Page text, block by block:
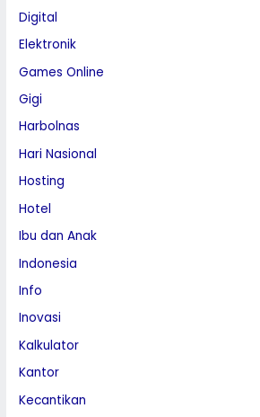
Digital
Elektronik
Games Online
Gigi
Harbolnas
Hari Nasional
Hosting
Hotel
Ibu dan Anak
Indonesia
Info
Inovasi
Kalkulator
Kantor
Kecantikan